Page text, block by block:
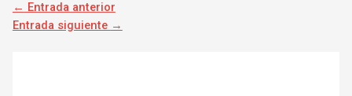
← Entrada anterior
Entrada siguiente →